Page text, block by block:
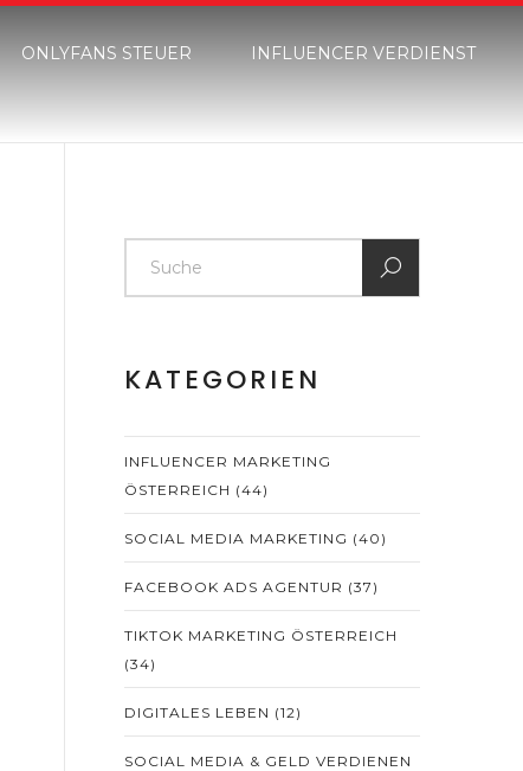
ONLYFANS STEUER INFLUENCER VERDIENST
KATEGORIEN
INFLUENCER MARKETING
ÖSTERREICH (44)
SOCIAL MEDIA MARKETING (40)
FACEBOOK ADS AGENTUR (37)
TIKTOK MARKETING ÖSTERREICH
(34)
DIGITALES LEBEN (12)
SOCIAL MEDIA & GELD VERDIENEN